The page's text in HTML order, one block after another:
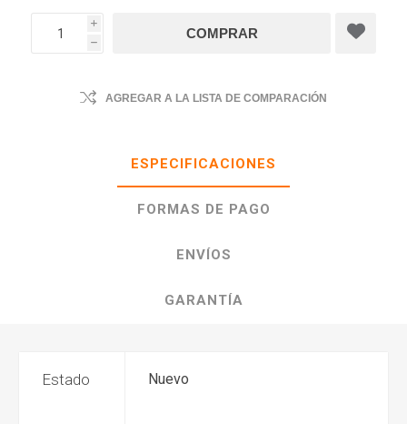
i
h
AGREGAR A LA LISTA DE COMPARACIÓN
ESPECIFICACIONES
FORMAS DE PAGO
ENVÍOS
GARANTÍA
Estado Nuevo